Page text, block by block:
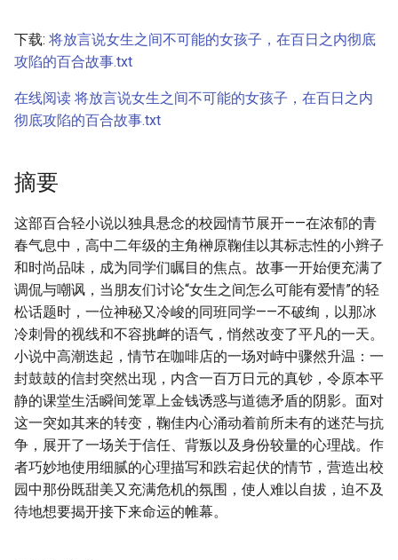
下载: 将放言说女生之间不可能的女孩子，在百日之内彻底
攻陷的百合故事.txt
在线阅读 将放言说女生之间不可能的女孩子，在百日之内
彻底攻陷的百合故事.txt
摘要
这部百合轻小说以独具悬念的校园情节展开——在浓郁的青
春气息中，高中二年级的主角榊原鞠佳以其标志性的小辫子
和时尚品味，成为同学们瞩目的焦点。故事一开始便充满了
调侃与嘲讽，当朋友们讨论“女生之间怎么可能有爱情”的轻
松话题时，一位神秘又冷峻的同班同学——不破绚，以那冰
冷刺骨的视线和不容挑衅的语气，悄然改变了平凡的一天。
小说中高潮迭起，情节在咖啡店的一场对峙中骤然升温：一
封鼓鼓的信封突然出现，内含一百万日元的真钞，令原本平
静的课堂生活瞬间笼罩上金钱诱惑与道德矛盾的阴影。面对
这一突如其来的转变，鞠佳内心涌动着前所未有的迷茫与抗
争，展开了一场关于信任、背叛以及身份较量的心理战。作
者巧妙地使用细腻的心理描写和跌宕起伏的情节，营造出校
园中那份既甜美又充满危机的氛围，使人难以自拔，迫不及
待地想要揭开接下来命运的帷幕。